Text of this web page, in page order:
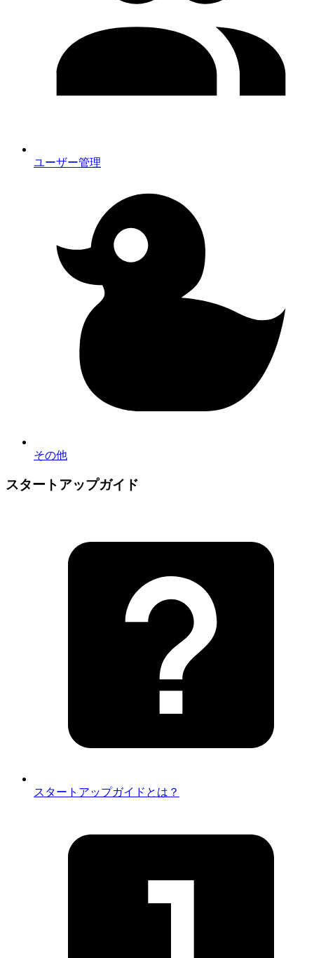
ユーザー管理
その他
スタートアップガイド
スタートアップガイドとは？